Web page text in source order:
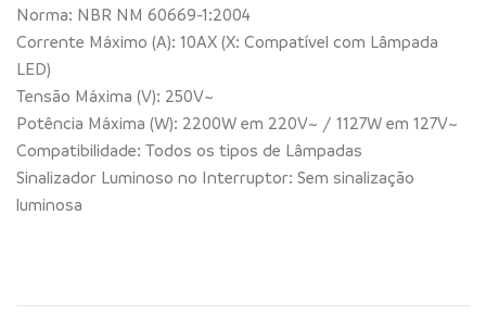
Norma: NBR NM 60669-1:2004
Corrente Máximo (A): 10AX (X: Compatível com Lâmpada
LED)
Tensão Máxima (V): 250V~
Potência Máxima (W): 2200W em 220V~ / 1127W em 127V~
Compatibilidade: Todos os tipos de Lâmpadas
Sinalizador Luminoso no Interruptor: Sem sinalização
luminosa